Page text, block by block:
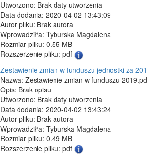
Utworzono: Brak daty utworzenia
Data dodania: 2020-04-02 13:43:09
Autor pliku: Brak autora
Wprowadził/a: Tyburska Magdalena
Rozmiar pliku: 0.55 MB
Rozszerzenie pliku: pdf
Zestawienie zmian w funduszu jednostki za
Nazwa: Zestawienie zmian w funduszu
Opis: Brak opisu
Utworzono: Brak daty utworzenia
Data dodania: 2020-04-02 13:43:24
Autor pliku: Brak autora
Wprowadził/a: Tyburska Magdalena
Rozmiar pliku: 0.49 MB
Rozszerzenie pliku: pdf